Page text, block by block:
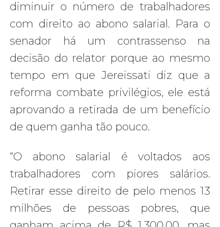
diminuir o número de trabalhadores
com direito ao abono salarial. Para o
senador há um contrassenso na
decisão do relator porque ao mesmo
tempo em que Jereissati diz que a
reforma combate privilégios, ele está
aprovando a retirada de um benefício
de quem ganha tão pouco.
“O abono salarial é voltados aos
trabalhadores com piores salários.
Retirar esse direito de pelo menos 13
milhões de pessoas pobres, que